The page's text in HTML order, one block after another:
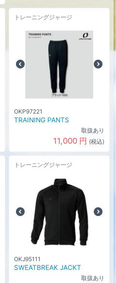
トレーニングジャージ
OKP97221
TRAINING PANTS
取扱あり
11,000 円 (税込)
トレーニングジャージ
OKJ95111
SWEATBREAK JACKT
取扱あり